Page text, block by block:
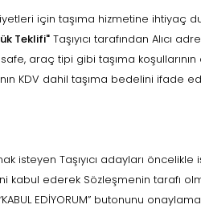
için taşıma hizmetine ihtiyaç
Teklifi" Taşıyıcı tarafından Alıcı
araç tipi gibi taşıma
KDV dahil taşıma bedelini ifade
isteyen Taşıyıcı adayları
kabul ederek Sözleşmenin tarafı
EDİYORUM” butonunu